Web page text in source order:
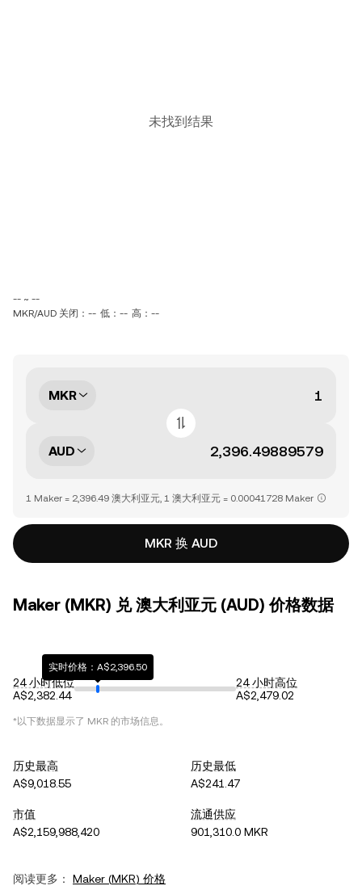
未找到结果
-- ~ --
MKR/AUD 关闭：-- 低：-- 高：--
MKR
AUD
1 Maker = 2,396.49 澳大利亚元, 1 澳大利亚元 = 0.00041728 Maker
MKR 换 AUD
Maker (MKR) 兑 澳大利亚元 (AUD) 价格数据
24 小时低位
A$2,382.44
实时价格：A$2,396.50
24 小时高位
A$2,479.02
*以下数据显示了 MKR 的市场信息。
历史最高
A$9,018.55
历史最低
A$241.47
市值
A$2,159,988,420
流通供应
901,310.0 MKR
阅读更多： Maker (MKR) 价格